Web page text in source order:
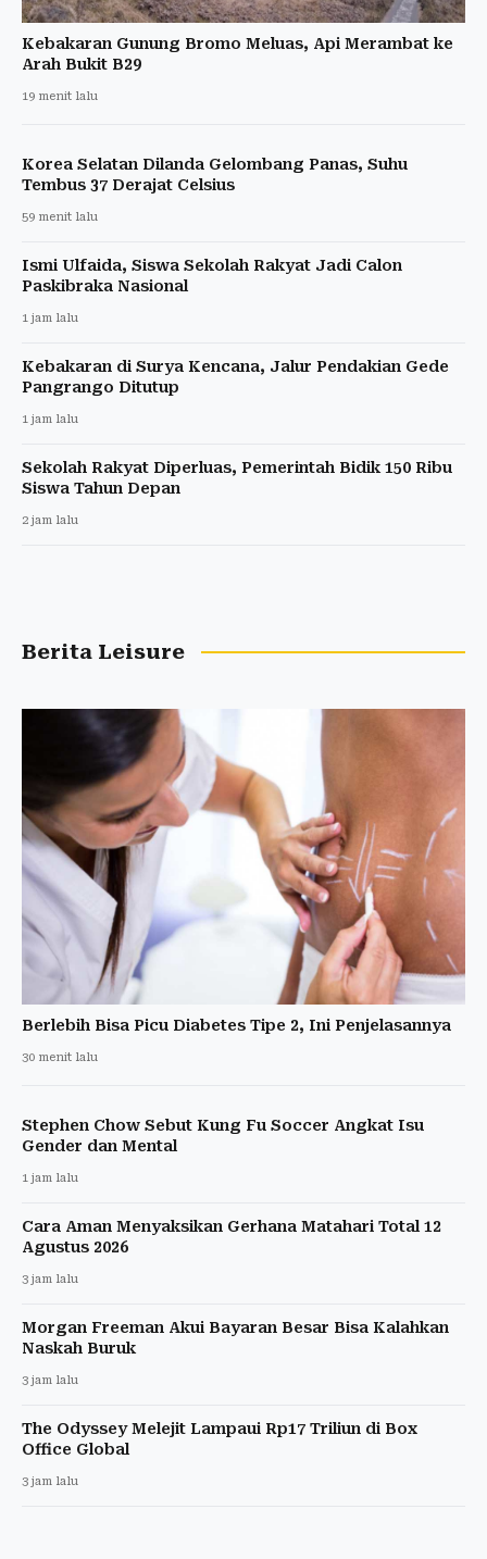
Kebakaran Gunung Bromo Meluas, Api Merambat ke
Arah Bukit B29
19 menit lalu
Korea Selatan Dilanda Gelombang Panas, Suhu
Tembus 37 Derajat Celsius
59 menit lalu
Ismi Ulfaida, Siswa Sekolah Rakyat Jadi Calon
Paskibraka Nasional
1 jam lalu
Kebakaran di Surya Kencana, Jalur Pendakian Gede
Pangrango Ditutup
1 jam lalu
Sekolah Rakyat Diperluas, Pemerintah Bidik 150 Ribu
Siswa Tahun Depan
2 jam lalu
Berita Leisure
Berlebih Bisa Picu Diabetes Tipe 2, Ini Penjelasannya
30 menit lalu
Stephen Chow Sebut Kung Fu Soccer Angkat Isu
Gender dan Mental
1 jam lalu
Cara Aman Menyaksikan Gerhana Matahari Total 12
Agustus 2026
3 jam lalu
Morgan Freeman Akui Bayaran Besar Bisa Kalahkan
Naskah Buruk
3 jam lalu
The Odyssey Melejit Lampaui Rp17 Triliun di Box
Office Global
3 jam lalu